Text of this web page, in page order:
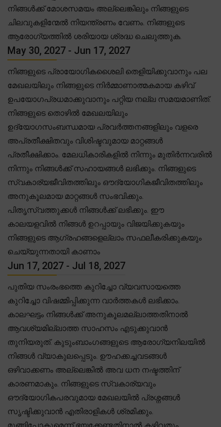
നിങ്ങൾക്ക് മോശസമയം അല്ലെങ്കിലും നിങ്ങളുടെ
ചിലവുകളിന്മേൽ നിയന്ത്രണം വേണം. നിങ്ങളുടെ
ആരോഗ്യത്തിൽ ശരിയായ ശ്രദ്ധ ചെലുത്തുക.
May 30, 2027 - Jun 17, 2027
നിങ്ങളുടെ പ്രായോഗികശൈലി തെളിയിക്കുവാനും പല
മേഖലയിലും നിങ്ങളുടെ നിർമ്മാണാത്മകമായ കഴിവ്
ഉപയോഗപ്രധമാക്കുവാനും പറ്റിയ നല്ല സമയമാണിത്.
നിങ്ങളുടെ തൊഴിൽ മേഖലയിലും
ഉദ്യോഗസംബന്ധമായ പ്രവർത്തനങ്ങളിലും വളരെ
അപ്രതീക്ഷിതവും വിശിഷ്ടവുമായ മാറ്റങ്ങൾ
പ്രതീക്ഷിക്കാം. മേലധികാരികളിൽ നിന്നും മുതിർന്നവരിൽ
നിന്നും നിങ്ങൾക്ക് സഹായങ്ങൾ ലഭിക്കും. നിങ്ങളുടെ
സ്വകാര്യജീവിതത്തിലും ഔദ്യോഗികജീവിതത്തിലും
അനുകൂലമായ മാറ്റങ്ങൾ സംഭവിക്കും.
പിതൃസ്വത്തുക്കൾ നിങ്ങൾക്ക് ലഭിക്കും. ഈ
കാലയളവിൽ നിങ്ങൾ ഉറപ്പായും വിജയിക്കുകയും
നിങ്ങളുടെ ആഗ്രഹങ്ങളെല്ലാം സഫലീകരിക്കുകയും
ചെയ്യുന്നതായി കാണാം
Jun 17, 2027 - Jul 18, 2027
പുതിയ സംരംഭത്തെ കുറിച്ചോ വ്യവസായത്തെ
കുറിച്ചോ വിഷമ്മിപ്പിക്കുന്ന വാർത്തകൾ ലഭിക്കാം.
കാലഘട്ടം നിങ്ങൾക്ക് അനുകൂലമല്ലാത്തതിനാൽ
ആവശ്യമില്ലാത്ത സാഹസം എടുക്കുവാൻ
തുനിയരുത്. കുടുംബാംഗങ്ങളുടെ ആരോഗ്യനിലയിൽ
നിങ്ങൾ വ്യാകുലപ്പെടും. ഊഹക്കച്ചവടങ്ങൾ
ഒഴിവാക്കണം അല്ലെങ്കിൽ അവ ധന നഷ്ടത്തിന്
കാരണമാകും. നിങ്ങളുടെ സ്വകാര്യവും
ഔദ്യോഗികപരവുമായ മേഖലയിൽ പ്രശ്നങ്ങൾ
സൃഷ്ടിക്കുവാൻ എതിരാളികൾ ശ്രമിക്കും.